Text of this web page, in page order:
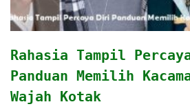
Rahasia Tampil
Panduan Memilih
Wajah Kotak